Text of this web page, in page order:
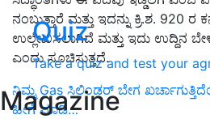
Quiz
Take a quiz and test your
Magazine
ನಂಬುತ್ತಾರೆ ಮತ್ತು ಇದನ್ನು ಕ್ರಿ.ಶ. 920 ರ
ಉಲ್ಲೇಖಿಸಲಾಗಿದೆ ಮತ್ತು ಇದು ಉದ್ದಿನ
ಎಂದು ಸೂಚಿಸುತ್ತದೆ.
ನಿಮ್ಮ Gas ಸಿಲಿಂಡರ್ ಬೇಗ
ಹೀಗೆ ಮಾಡಿ…